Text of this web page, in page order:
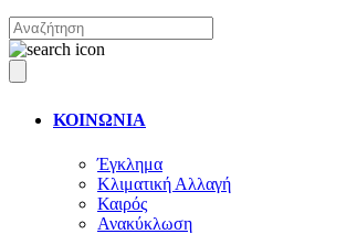
ΚΟΙΝΩΝΙΑ
Έγκλημα
Κλιματική Αλλαγή
Καιρός
Ανακύκλωση